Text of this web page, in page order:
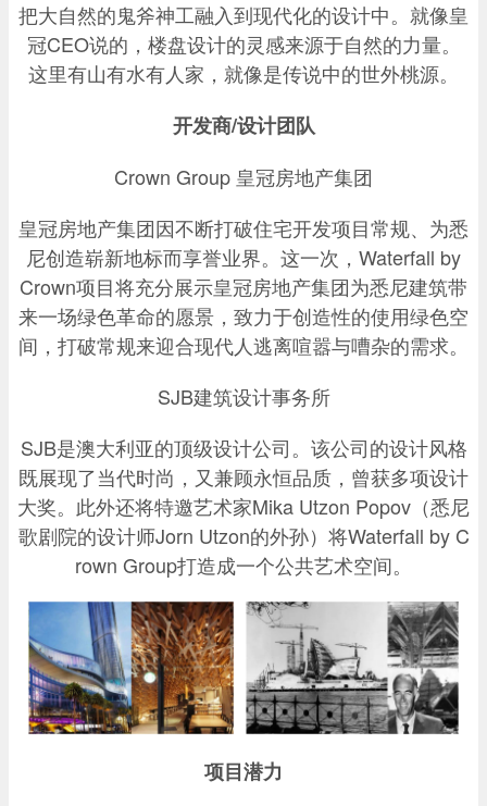
把大自然的鬼斧神工融入到现代化的设计中。就像皇
冠CEO说的，楼盘设计的灵感来源于自然的力量。
这里有山有水有人家，就像是传说中的世外桃源。
开发商/设计团队
Crown Group 皇冠房地产集团
皇冠房地产集团因不断打破住宅开发项目常规、为悉
尼创造崭新地标而享誉业界。这一次，Waterfall by
Crown项目将充分展示皇冠房地产集团为悉尼建筑带
来一场绿色革命的愿景，致力于创造性的使用绿色空
间，打破常规来迎合现代人逃离喧嚣与嘈杂的需求。
SJB建筑设计事务所
SJB是澳大利亚的顶级设计公司。该公司的设计风格
既展现了当代时尚，又兼顾永恒品质，曾获多项设计
大奖。此外还将特邀艺术家Mika Utzon Popov（悉尼
歌剧院的设计师Jorn Utzon的外孙）将Waterfall by C
rown Group打造成一个公共艺术空间。
项目潜力